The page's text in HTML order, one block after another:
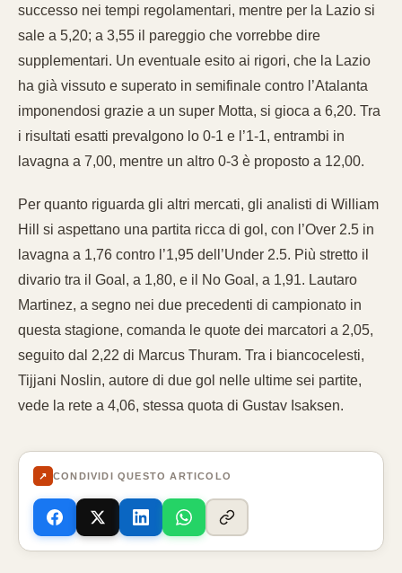
successo nei tempi regolamentari, mentre per la Lazio si
sale a 5,20; a 3,55 il pareggio che vorrebbe dire
supplementari. Un eventuale esito ai rigori, che la Lazio
ha già vissuto e superato in semifinale contro l’Atalanta
imponendosi grazie a un super Motta, si gioca a 6,20. Tra
i risultati esatti prevalgono lo 0-1 e l’1-1, entrambi in
lavagna a 7,00, mentre un altro 0-3 è proposto a 12,00.
Per quanto riguarda gli altri mercati, gli analisti di William
Hill si aspettano una partita ricca di gol, con l’Over 2.5 in
lavagna a 1,76 contro l’1,95 dell’Under 2.5. Più stretto il
divario tra il Goal, a 1,80, e il No Goal, a 1,91. Lautaro
Martinez, a segno nei due precedenti di campionato in
questa stagione, comanda le quote dei marcatori a 2,05,
seguito dal 2,22 di Marcus Thuram. Tra i biancocelesti,
Tijjani Noslin, autore di due gol nelle ultime sei partite,
vede la rete a 4,06, stessa quota di Gustav Isaksen.
↗ CONDIVIDI QUESTO ARTICOLO